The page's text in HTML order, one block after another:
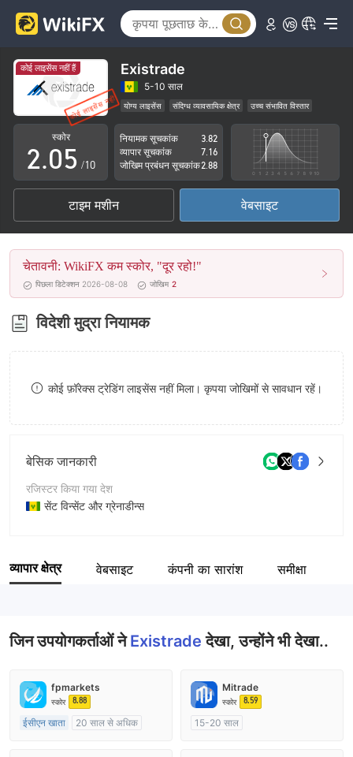
कोई लाइसेंस नहीं हैं Existrade
5-10 साल
योग्य लाइसेंस संदिग्ध व्यावसायिक क्षेत्र उच्च संभावित विस्तार
स्कोर
0
1
2
3
4
5
6
7
8
9
.0
1
2
3
4
5
6
7
1
2
3
4
5
6
7
8
9
/10
नियामक सूचकांक
3.82
व्यापार सूचकांक
7.16
जोखिम प्रबंधन सूचकांक2.88
टाइम मशीन वेबसाइट
चेतावनी: WikiFX कम स्कोर, "दूर रहो!"
पिछला डिटेक्शन 2026-08-08 जोखिम 2
विदेशी मुद्रा नियामक
कोई फ़ॉरेक्स ट्रेडिंग लाइसेंस नहीं मिला। कृपया जोखिमों से सावधान रहें।
बेसिक जानकारी
रजिस्टर किया गया देश
सेंट विन्सेंट और ग्रेनाडीन्स
कंपनी का नाम
व्यापार क्षेत्र वेबसाइट कंपनी का सारांश समीक्षा
जिन उपयोगकर्ताओं नेExistradeदेखा, उन्होंने भी देखा..
fpmarkets
स्कोर 8.88
ईसीएन खाता
20 साल से अधिक
Mitrade
स्कोर 8.59
15-20 साल